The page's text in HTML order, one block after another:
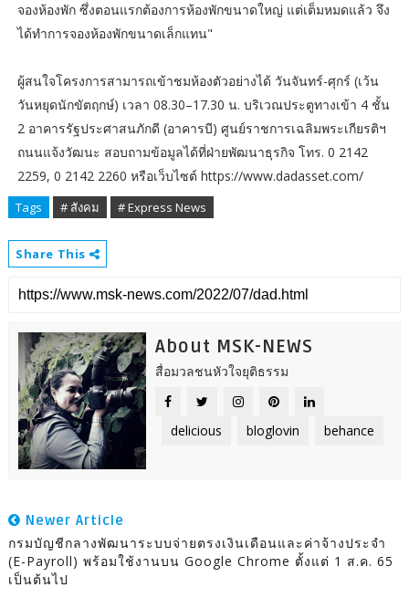
จองห้องพัก ซึ่งตอนแรกต้องการห้องพักขนาดใหญ่ แต่เต็มหมดแล้ว จึง
ได้ทำการจองห้องพักขนาดเล็กแทน"
ผู้สนใจโครงการสามารถเข้าชมห้องตัวอย่างได้ วันจันทร์-ศุกร์ (เว้น
วันหยุดนักขัตฤกษ์) เวลา 08.30–17.30 น. บริเวณประตูทางเข้า 4 ชั้น
2 อาคารรัฐประศาสนภักดี (อาคารบี) ศูนย์ราชการเฉลิมพระเกียรติฯ
ถนนแจ้งวัฒนะ สอบถามข้อมูลได้ที่ฝ่ายพัฒนาธุรกิจ โทร. 0 2142
2259, 0 2142 2260 หรือเว็บไซต์ https://www.dadasset.com/
Tags # สังคม # Express News
Share This
About MSK-NEWS
สื่อมวลชนหัวใจยุติธรรม
delicious bloglovin behance
Newer Article
กรมบัญชีกลางพัฒนาระบบจ่ายตรงเงินเดือนและค่าจ้างประจำ
(e-Payroll) พร้อมใช้งานบน Google Chrome ตั้งแต่ 1 ส.ค. 65
เป็นต้นไป